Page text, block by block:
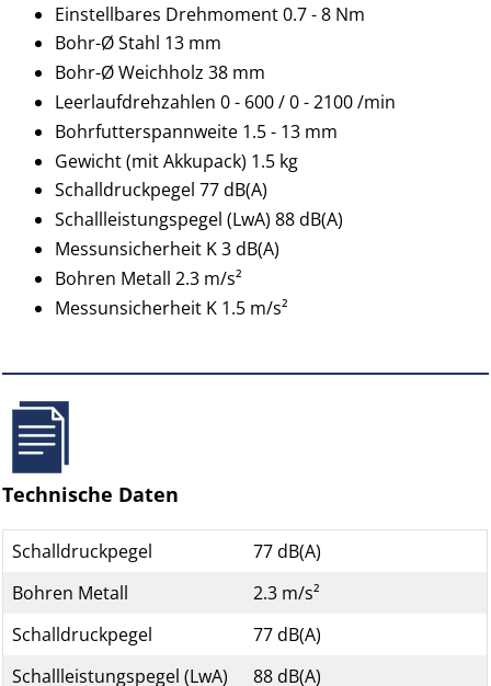
Einstellbares Drehmoment 0.7 - 8 Nm
Bohr-Ø Stahl 13 mm
Bohr-Ø Weichholz 38 mm
Leerlaufdrehzahlen 0 - 600 / 0 - 2100 /min
Bohrfutterspannweite 1.5 - 13 mm
Gewicht (mit Akkupack) 1.5 kg
Schalldruckpegel 77 dB(A)
Schallleistungspegel (LwA) 88 dB(A)
Messunsicherheit K 3 dB(A)
Bohren Metall 2.3 m/s²
Messunsicherheit K 1.5 m/s²
Technische Daten
Schalldruckpegel
77 dB(A)
Bohren Metall
2.3 m/s²
Schalldruckpegel
77 dB(A)
Schallleistungspegel (LwA)
88 dB(A)